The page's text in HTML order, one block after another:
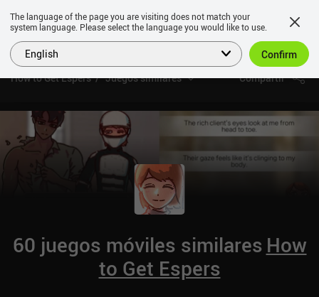
How to Get Espers Juegos similares Compartir
60 juegos móviles similares How
to Get Espers
The language of the page you are visiting does not match your
system language. Please select the language you would like to use.
English Confirm